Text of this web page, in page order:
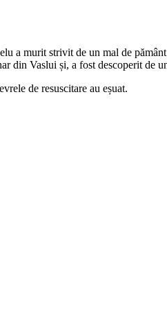
a murit strivit de un mal de
Vaslui și, a fost descoperit de
de resuscitare au eșuat.